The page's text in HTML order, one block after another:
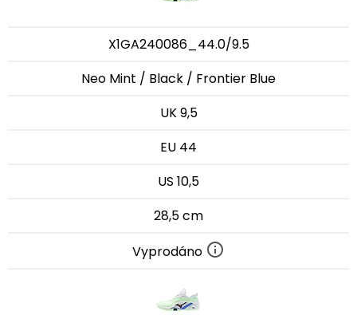
X1GA240086_44.0/9.5
Neo Mint / Black / Frontier Blue
UK 9,5
EU 44
US 10,5
28,5 cm
Vyprodáno